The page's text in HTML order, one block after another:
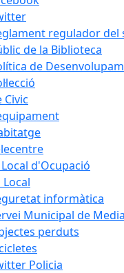
regulador del
de la Biblioteca
de
Civic
d'Ocupació
Local
informàtica
Municipal de
perduts
Policia